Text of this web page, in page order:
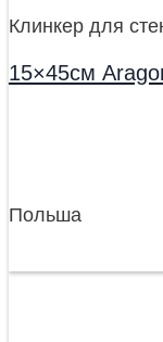
Клинкер для
15×45см
Польша